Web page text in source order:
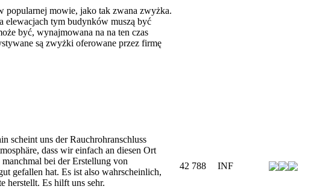
popularnej mowie, jako tak zwana zwyżka.
tym budynków muszą być
być, wynajmowana na na ten czas
są zwyżki oferowane przez firmę
scheint uns der Rauchrohranschluss
dass wir einfach an diesen Ort
bei der Erstellung von
gefallen hat. Es ist also wahrscheinlich,
herstellt. Es hilft uns sehr.
42 788 INF